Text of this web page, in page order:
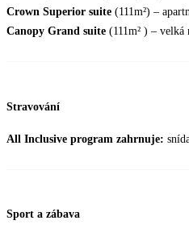
Crown Superior suite (111m²) –
Canopy Grand suite (111m² ) – velká
Stravování
All Inclusive program zahrnuje:
Sport a zábava